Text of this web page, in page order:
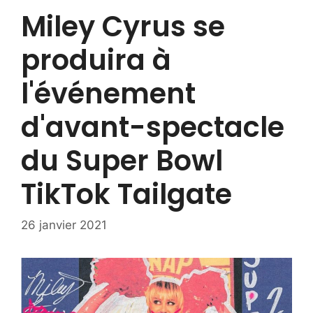
Miley Cyrus se
produira à
l'événement
d'avant-spectacle
du Super Bowl
TikTok Tailgate
26 janvier 2021